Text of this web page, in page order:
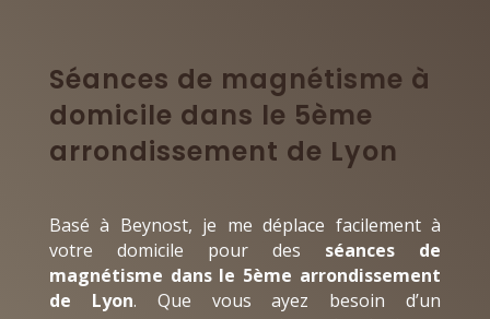
Séances de magnétisme à
domicile dans le 5ème
arrondissement de Lyon
Basé à Beynost, je me déplace facilement à
votre domicile pour des séances de
magnétisme dans le 5ème arrondissement
de Lyon. Que vous ayez besoin d’un